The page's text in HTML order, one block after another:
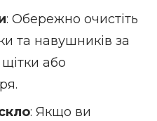
: Обережно очистіть
та навушників за
або
: Якщо ви